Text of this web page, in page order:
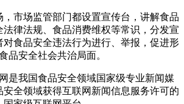
场监管部门都设置宣传台，讲解食品
律法规、食品消费维权等常识，分发宣
对食品安全违法行为进行、举报，促进形
品安全社会共治局面。
我国食品安全领域国家级专业新闻媒
全领域获得互联网新闻信息服务许可的